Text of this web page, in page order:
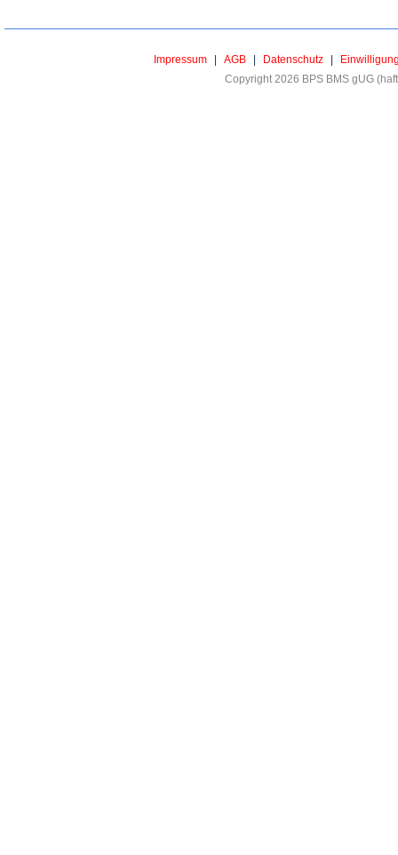
Impressum AGB Datenschutz
Copyright 2026 BPS BMS gUG